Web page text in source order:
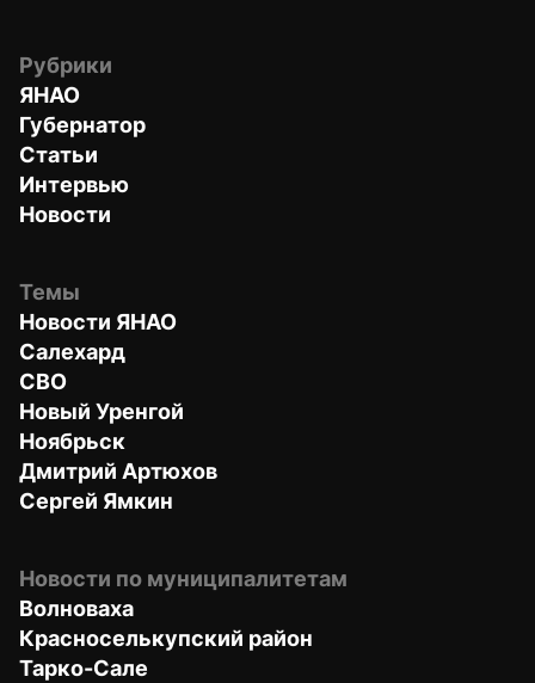
Рубрики
ЯНАО
Губернатор
Статьи
Интервью
Новости
Темы
Новости ЯНАО
Салехард
СВО
Новый Уренгой
Ноябрьск
Дмитрий Артюхов
Сергей Ямкин
Новости по муниципалитетам
Волноваха
Красноселькупский район
Тарко-Сале